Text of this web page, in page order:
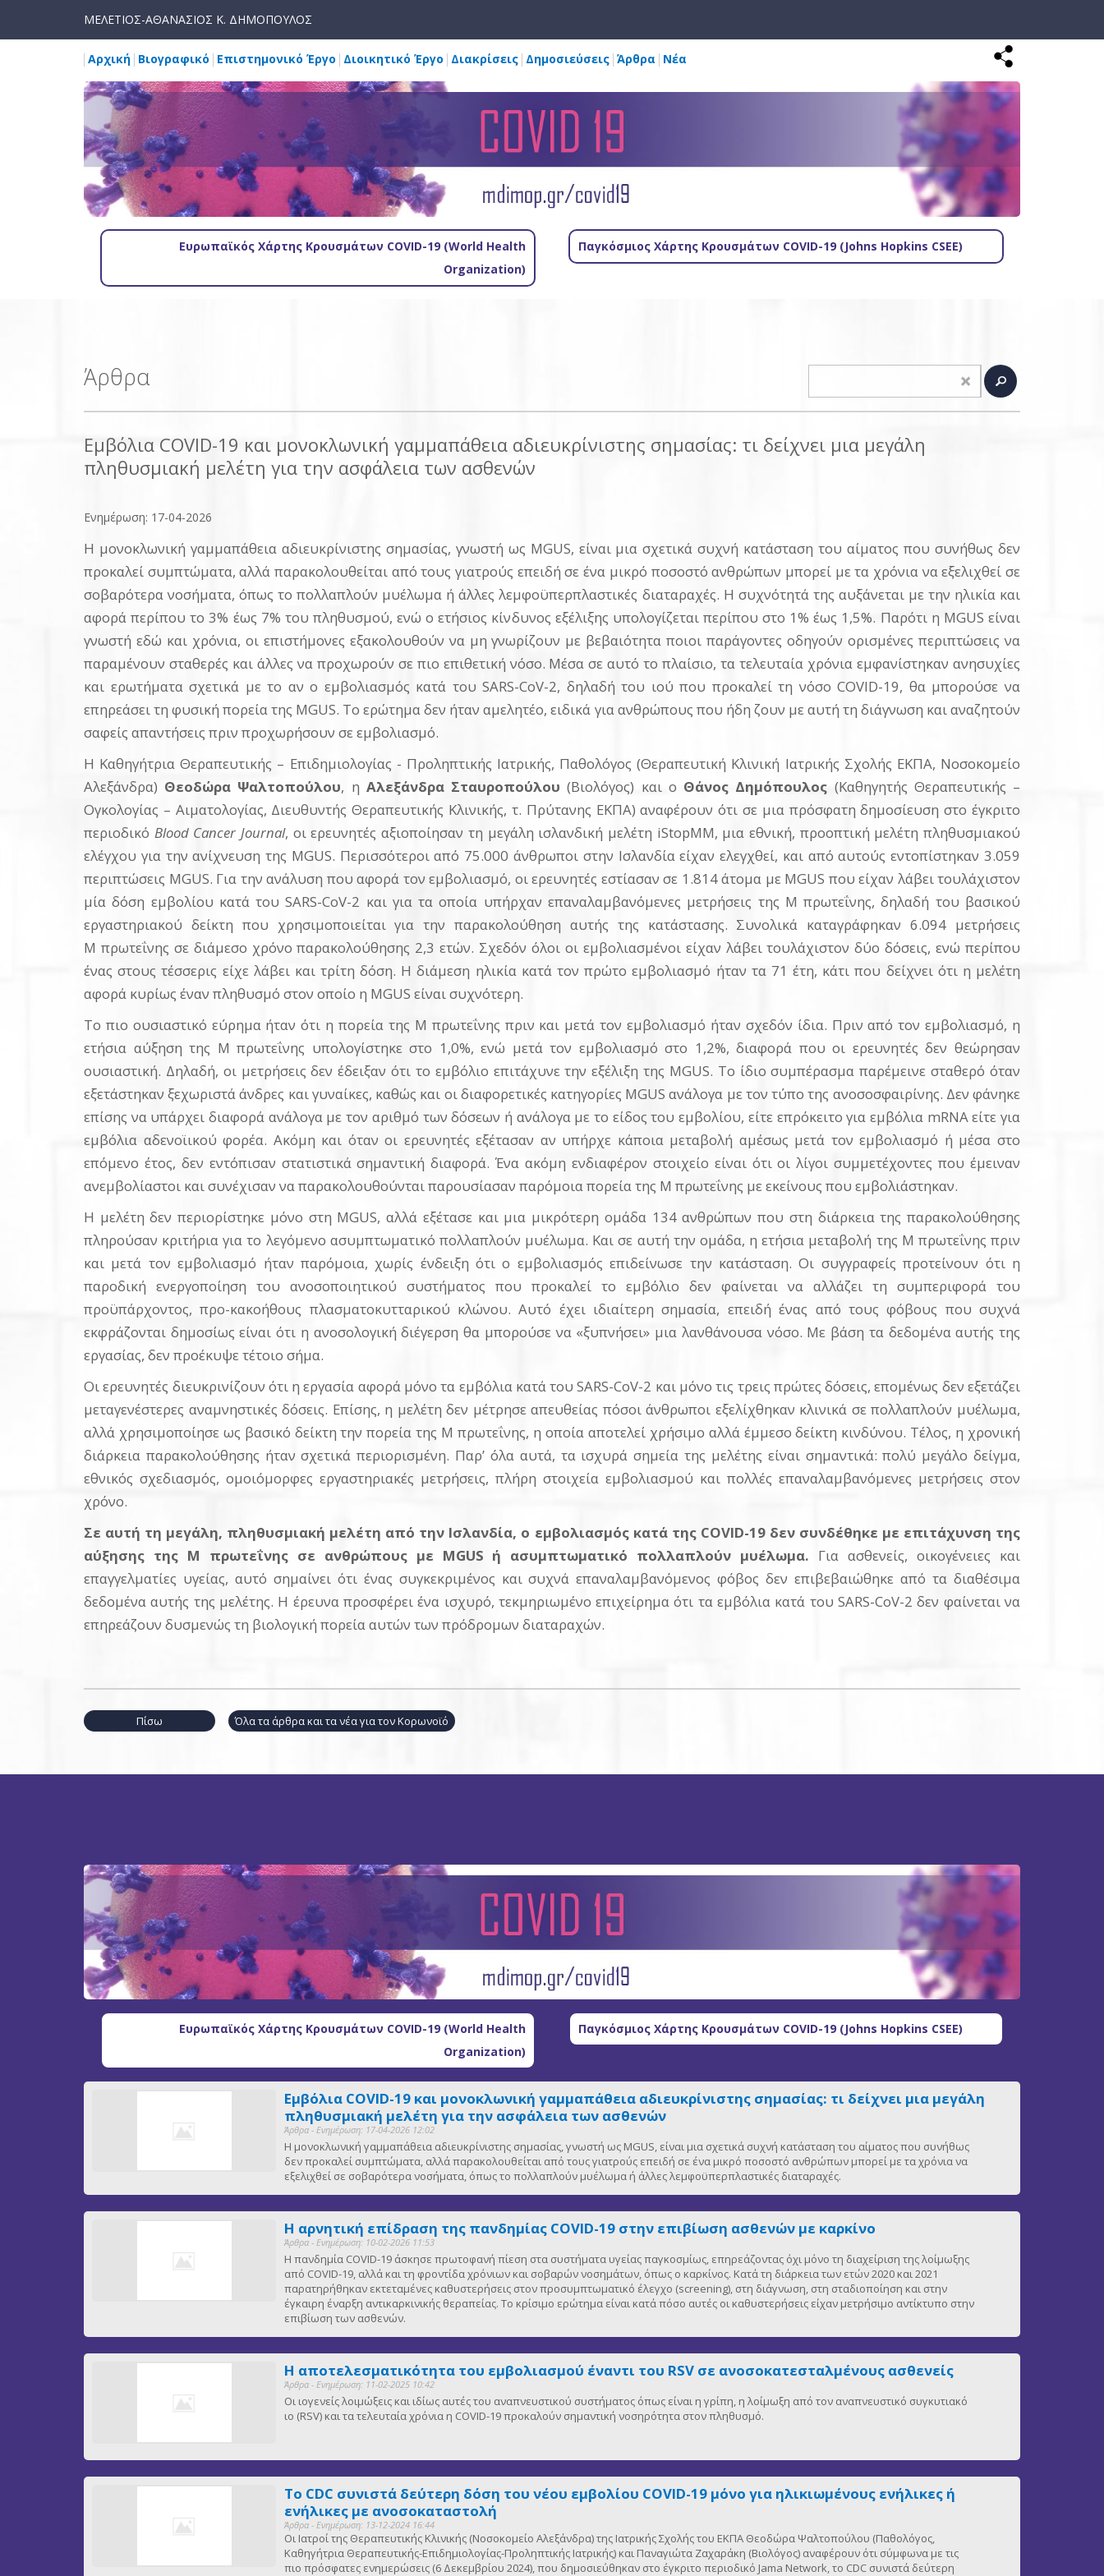
ΜΕΛΕΤΙΟΣ-ΑΘΑΝΑΣΙΟΣ Κ. ΔΗΜΟΠΟΥΛΟΣ
Αρχική Βιογραφικό Επιστημονικό Έργο Διοικητικό Έργο Διακρίσεις Δημοσιεύσεις Άρθρα Νέα
Ευρωπαϊκός Χάρτης Κρουσμάτων COVID-19 (World Health
Organization)
Παγκόσμιος Χάρτης Κρουσμάτων COVID-19 (Johns Hopkins CSEE)
Άρθρα
Εμβόλια COVID-19 και μονοκλωνική γαμμαπάθεια αδιευκρίνιστης σημασίας: τι δείχνει μια μεγάλη
πληθυσμιακή μελέτη για την ασφάλεια των ασθενών
Ενημέρωση: 17-04-2026
Η μονοκλωνική γαμμαπάθεια αδιευκρίνιστης σημασίας, γνωστή ως MGUS, είναι μια σχετικά συχνή κατάσταση του αίματος που συνήθως δεν
προκαλεί συμπτώματα, αλλά παρακολουθείται από τους γιατρούς επειδή σε ένα μικρό ποσοστό ανθρώπων μπορεί με τα χρόνια να εξελιχθεί σε
σοβαρότερα νοσήματα, όπως το πολλαπλούν μυέλωμα ή άλλες λεμφοϋπερπλαστικές διαταραχές. Η συχνότητά της αυξάνεται με την ηλικία και
αφορά περίπου το 3% έως 7% του πληθυσμού, ενώ ο ετήσιος κίνδυνος εξέλιξης υπολογίζεται περίπου στο 1% έως 1,5%. Παρότι η MGUS είναι
γνωστή εδώ και χρόνια, οι επιστήμονες εξακολουθούν να μη γνωρίζουν με βεβαιότητα ποιοι παράγοντες οδηγούν ορισμένες περιπτώσεις να
παραμένουν σταθερές και άλλες να προχωρούν σε πιο επιθετική νόσο. Μέσα σε αυτό το πλαίσιο, τα τελευταία χρόνια εμφανίστηκαν ανησυχίες
και ερωτήματα σχετικά με το αν ο εμβολιασμός κατά του SARS-CoV-2, δηλαδή του ιού που προκαλεί τη νόσο COVID-19, θα μπορούσε να
επηρεάσει τη φυσική πορεία της MGUS. Το ερώτημα δεν ήταν αμελητέο, ειδικά για ανθρώπους που ήδη ζουν με αυτή τη διάγνωση και αναζητούν
σαφείς απαντήσεις πριν προχωρήσουν σε εμβολιασμό.
Η Καθηγήτρια Θεραπευτικής – Επιδημιολογίας - Προληπτικής Ιατρικής, Παθολόγος (Θεραπευτική Κλινική Ιατρικής Σχολής ΕΚΠΑ, Νοσοκομείο
Αλεξάνδρα) Θεοδώρα Ψαλτοπούλου, η Αλεξάνδρα Σταυροπούλου (Βιολόγος) και ο Θάνος Δημόπουλος (Καθηγητής Θεραπευτικής –
Ογκολογίας – Αιματολογίας, Διευθυντής Θεραπευτικής Κλινικής, τ. Πρύτανης ΕΚΠΑ) αναφέρουν ότι σε μια πρόσφατη δημοσίευση στο έγκριτο
περιοδικό Blood Cancer Journal, οι ερευνητές αξιοποίησαν τη μεγάλη ισλανδική μελέτη iStopMM, μια εθνική, προοπτική μελέτη πληθυσμιακού
ελέγχου για την ανίχνευση της MGUS. Περισσότεροι από 75.000 άνθρωποι στην Ισλανδία είχαν ελεγχθεί, και από αυτούς εντοπίστηκαν 3.059
περιπτώσεις MGUS. Για την ανάλυση που αφορά τον εμβολιασμό, οι ερευνητές εστίασαν σε 1.814 άτομα με MGUS που είχαν λάβει τουλάχιστον
μία δόση εμβολίου κατά του SARS-CoV-2 και για τα οποία υπήρχαν επαναλαμβανόμενες μετρήσεις της M πρωτεΐνης, δηλαδή του βασικού
εργαστηριακού δείκτη που χρησιμοποιείται για την παρακολούθηση αυτής της κατάστασης. Συνολικά καταγράφηκαν 6.094 μετρήσεις
M πρωτεΐνης σε διάμεσο χρόνο παρακολούθησης 2,3 ετών. Σχεδόν όλοι οι εμβολιασμένοι είχαν λάβει τουλάχιστον δύο δόσεις, ενώ περίπου
ένας στους τέσσερις είχε λάβει και τρίτη δόση. Η διάμεση ηλικία κατά τον πρώτο εμβολιασμό ήταν τα 71 έτη, κάτι που δείχνει ότι η μελέτη
αφορά κυρίως έναν πληθυσμό στον οποίο η MGUS είναι συχνότερη.
Το πιο ουσιαστικό εύρημα ήταν ότι η πορεία της M πρωτεΐνης πριν και μετά τον εμβολιασμό ήταν σχεδόν ίδια. Πριν από τον εμβολιασμό, η
ετήσια αύξηση της M πρωτεΐνης υπολογίστηκε στο 1,0%, ενώ μετά τον εμβολιασμό στο 1,2%, διαφορά που οι ερευνητές δεν θεώρησαν
ουσιαστική. Δηλαδή, οι μετρήσεις δεν έδειξαν ότι το εμβόλιο επιτάχυνε την εξέλιξη της MGUS. Το ίδιο συμπέρασμα παρέμεινε σταθερό όταν
εξετάστηκαν ξεχωριστά άνδρες και γυναίκες, καθώς και οι διαφορετικές κατηγορίες MGUS ανάλογα με τον τύπο της ανοσοσφαιρίνης. Δεν φάνηκε
επίσης να υπάρχει διαφορά ανάλογα με τον αριθμό των δόσεων ή ανάλογα με το είδος του εμβολίου, είτε επρόκειτο για εμβόλια mRNA είτε για
εμβόλια αδενοϊικού φορέα. Ακόμη και όταν οι ερευνητές εξέτασαν αν υπήρχε κάποια μεταβολή αμέσως μετά τον εμβολιασμό ή μέσα στο
επόμενο έτος, δεν εντόπισαν στατιστικά σημαντική διαφορά. Ένα ακόμη ενδιαφέρον στοιχείο είναι ότι οι λίγοι συμμετέχοντες που έμειναν
ανεμβολίαστοι και συνέχισαν να παρακολουθούνται παρουσίασαν παρόμοια πορεία της M πρωτεΐνης με εκείνους που εμβολιάστηκαν.
Η μελέτη δεν περιορίστηκε μόνο στη MGUS, αλλά εξέτασε και μια μικρότερη ομάδα 134 ανθρώπων που στη διάρκεια της παρακολούθησης
πληρούσαν κριτήρια για το λεγόμενο ασυμπτωματικό πολλαπλούν μυέλωμα. Και σε αυτή την ομάδα, η ετήσια μεταβολή της M πρωτεΐνης πριν
και μετά τον εμβολιασμό ήταν παρόμοια, χωρίς ένδειξη ότι ο εμβολιασμός επιδείνωσε την κατάσταση. Οι συγγραφείς προτείνουν ότι η
παροδική ενεργοποίηση του ανοσοποιητικού συστήματος που προκαλεί το εμβόλιο δεν φαίνεται να αλλάζει τη συμπεριφορά του
προϋπάρχοντος, προ-κακοήθους πλασματοκυτταρικού κλώνου. Αυτό έχει ιδιαίτερη σημασία, επειδή ένας από τους φόβους που συχνά
εκφράζονται δημοσίως είναι ότι η ανοσολογική διέγερση θα μπορούσε να «ξυπνήσει» μια λανθάνουσα νόσο. Με βάση τα δεδομένα αυτής της
εργασίας, δεν προέκυψε τέτοιο σήμα.
Οι ερευνητές διευκρινίζουν ότι η εργασία αφορά μόνο τα εμβόλια κατά του SARS-CoV-2 και μόνο τις τρεις πρώτες δόσεις, επομένως δεν εξετάζει
μεταγενέστερες αναμνηστικές δόσεις. Επίσης, η μελέτη δεν μέτρησε απευθείας πόσοι άνθρωποι εξελίχθηκαν κλινικά σε πολλαπλούν μυέλωμα,
αλλά χρησιμοποίησε ως βασικό δείκτη την πορεία της M πρωτεΐνης, η οποία αποτελεί χρήσιμο αλλά έμμεσο δείκτη κινδύνου. Τέλος, η χρονική
διάρκεια παρακολούθησης ήταν σχετικά περιορισμένη. Παρ’ όλα αυτά, τα ισχυρά σημεία της μελέτης είναι σημαντικά: πολύ μεγάλο δείγμα,
εθνικός σχεδιασμός, ομοιόμορφες εργαστηριακές μετρήσεις, πλήρη στοιχεία εμβολιασμού και πολλές επαναλαμβανόμενες μετρήσεις στον
χρόνο.
Σε αυτή τη μεγάλη, πληθυσμιακή μελέτη από την Ισλανδία, ο εμβολιασμός κατά της COVID-19 δεν συνδέθηκε με επιτάχυνση της
αύξησης της M πρωτεΐνης σε ανθρώπους με MGUS ή ασυμπτωματικό πολλαπλούν μυέλωμα. Για ασθενείς, οικογένειες και
επαγγελματίες υγείας, αυτό σημαίνει ότι ένας συγκεκριμένος και συχνά επαναλαμβανόμενος φόβος δεν επιβεβαιώθηκε από τα διαθέσιμα
δεδομένα αυτής της μελέτης. Η έρευνα προσφέρει ένα ισχυρό, τεκμηριωμένο επιχείρημα ότι τα εμβόλια κατά του SARS-CoV-2 δεν φαίνεται να
επηρεάζουν δυσμενώς τη βιολογική πορεία αυτών των πρόδρομων διαταραχών.
Πίσω Όλα τα άρθρα και τα νέα για τον Κορωνοϊό
Ευρωπαϊκός Χάρτης Κρουσμάτων COVID-19 (World Health
Organization)
Παγκόσμιος Χάρτης Κρουσμάτων COVID-19 (Johns Hopkins CSEE)
Εμβόλια COVID-19 και μονοκλωνική γαμμαπάθεια αδιευκρίνιστης σημασίας: τι δείχνει μια μεγάλη
πληθυσμιακή μελέτη για την ασφάλεια των ασθενών
Άρθρα - Ενημέρωση: 17-04-2026 12:02
Η μονοκλωνική γαμμαπάθεια αδιευκρίνιστης σημασίας, γνωστή ως MGUS, είναι μια σχετικά συχνή κατάσταση του αίματος που συνήθως
δεν προκαλεί συμπτώματα, αλλά παρακολουθείται από τους γιατρούς επειδή σε ένα μικρό ποσοστό ανθρώπων μπορεί με τα χρόνια να
εξελιχθεί σε σοβαρότερα νοσήματα, όπως το πολλαπλούν μυέλωμα ή άλλες λεμφοϋπερπλαστικές διαταραχές.
Η αρνητική επίδραση της πανδημίας COVID-19 στην επιβίωση ασθενών με καρκίνο
Άρθρα - Ενημέρωση: 10-02-2026 11:53
Η πανδημία COVID-19 άσκησε πρωτοφανή πίεση στα συστήματα υγείας παγκοσμίως, επηρεάζοντας όχι μόνο τη διαχείριση της λοίμωξης
από COVID-19, αλλά και τη φροντίδα χρόνιων και σοβαρών νοσημάτων, όπως ο καρκίνος. Κατά τη διάρκεια των ετών 2020 και 2021
παρατηρήθηκαν εκτεταμένες καθυστερήσεις στον προσυμπτωματικό έλεγχο (screening), στη διάγνωση, στη σταδιοποίηση και στην
έγκαιρη έναρξη αντικαρκινικής θεραπείας. Το κρίσιμο ερώτημα είναι κατά πόσο αυτές οι καθυστερήσεις είχαν μετρήσιμο αντίκτυπο στην
επιβίωση των ασθενών.
Η αποτελεσματικότητα του εμβολιασμού έναντι του RSV σε ανοσοκατεσταλμένους ασθενείς
Άρθρα - Ενημέρωση: 11-02-2025 10:42
Οι ιογενείς λοιμώξεις και ιδίως αυτές του αναπνευστικού συστήματος όπως είναι η γρίπη, η λοίμωξη από τον αναπνευστικό συγκυτιακό
ιο (RSV) και τα τελευταία χρόνια η COVID-19 προκαλούν σημαντική νοσηρότητα στον πληθυσμό.
Το CDC συνιστά δεύτερη δόση του νέου εμβολίου COVID-19 μόνο για ηλικιωμένους ενήλικες ή
ενήλικες με ανοσοκαταστολή
Άρθρα - Ενημέρωση: 13-12-2024 16:44
Οι Ιατροί της Θεραπευτικής Κλινικής (Νοσοκομείο Αλεξάνδρα) της Ιατρικής Σχολής του ΕΚΠΑ Θεοδώρα Ψαλτοπούλου (Παθολόγος,
Καθηγήτρια Θεραπευτικής-Επιδημιολογίας-Προληπτικής Ιατρικής) και Παναγιώτα Ζαχαράκη (Βιολόγος) αναφέρουν ότι σύμφωνα με τις
πιο πρόσφατες ενημερώσεις (6 Δεκεμβρίου 2024), που δημοσιεύθηκαν στο έγκριτο περιοδικό Jama Network, το CDC συνιστά δεύτερη